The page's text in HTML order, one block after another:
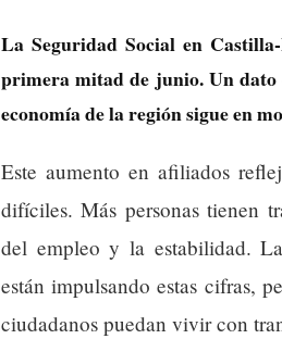
La Seguridad Social en
primera mitad de junio. Un dato
economía de la región sigue en
Este aumento en afiliados
difíciles. Más personas tienen
del empleo y la estabilidad.
están impulsando estas cifras,
ciudadanos puedan vivir con